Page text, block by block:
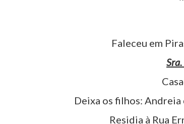
Faleceu em
Deixa os filhos: Andreia
Residia à Rua